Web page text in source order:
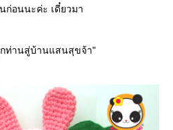
ก่อนนะค่ะ เดี๋ยวมา
ท่านสู่บ้านแสนสุขจ้า"